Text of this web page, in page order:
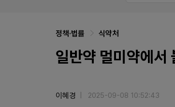
정책·법률 식약처
일반약 멀미약에서
이혜경 2025-09-08 10:52:43